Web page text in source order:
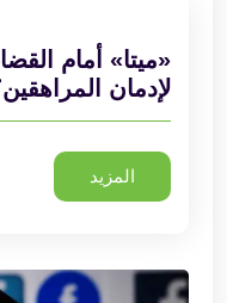
«ميتا» أمام
لإدمان
المزيد